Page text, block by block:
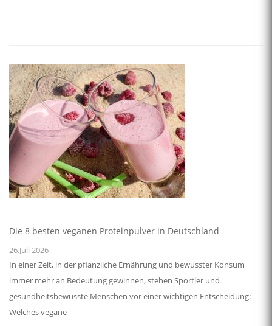
Die 8 besten veganen Proteinpulver in Deutschland
26.Juli 2026
In einer Zeit, in der pflanzliche Ernährung und bewusster Konsum
immer mehr an Bedeutung gewinnen, stehen Sportler und
gesundheitsbewusste Menschen vor einer wichtigen Entscheidung:
Welches vegane